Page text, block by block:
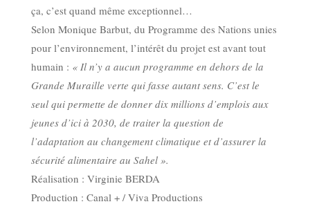
ça, c’est quand même exceptionnel…
Selon Monique Barbut, du Programme des Nations unies
pour l’environnement, l’intérêt du projet est avant tout
humain : « Il n’y a aucun programme en dehors de la
Grande Muraille verte qui fasse autant sens. C’est le
seul qui permette de donner dix millions d’emplois aux
jeunes d’ici à 2030, de traiter la question de
l’adaptation au changement climatique et d’assurer la
sécurité alimentaire au Sahel ».
Réalisation : Virginie BERDA
Production : Canal + / Viva Productions